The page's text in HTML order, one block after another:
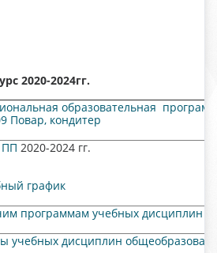
2020-2024гг.
образовательная
Повар, кондитер
ПП 2020-2024 гг.
график
программам учебных дисциплин
учебных дисциплин